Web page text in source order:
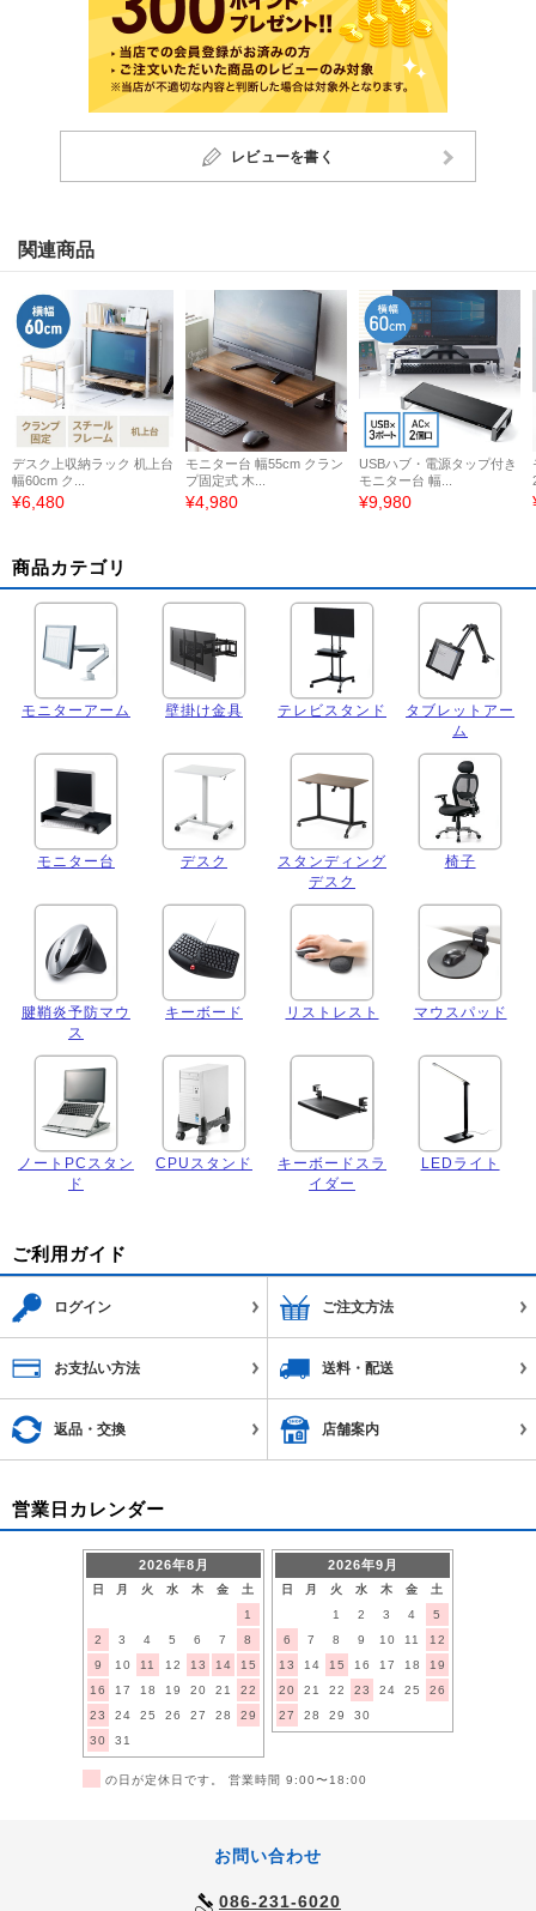
レビューを書く
関連商品
デスク上収納ラック 机上台
幅60cm ク...
¥6,480
モニター台 幅55cm クラン
プ固定式 木...
¥4,980
USBハブ・電源タップ付き
モニター台 幅...
¥9,980
商品カテゴリ
モニターアーム 壁掛け金具 テレビスタンド
タブレットアー
ム
モニター台 デスク
スタンディング
デスク
椅子
腱鞘炎予防マウ
ス
キーボード リストレスト マウスパッド
ノートPCスタン
ド
CPUスタンド
キーボードスラ
イダー
LEDライト
ご利用ガイド
ログイン ご注文方法
お支払い方法 送料・配送
返品・交換 店舗案内
営業日カレンダー
2026年8月
日 月 火 水 木 金
土
1
2
3 4 5 6 7
8
9
10 11 12 13 14
15
16
17 18 19 20 21
22
23
24 25 26 27 28
29
30
31
2026年9月
日 月 火 水 木 金
土
1
2 3 4
5
6
7 8 9 10 11
12
13
14 15 16 17 18
19
20
21 22 23 24 25
26
27
28 29 30
の日が定休日です。 営業時間 9:00〜18:00
お問い合わせ
086-231-6020